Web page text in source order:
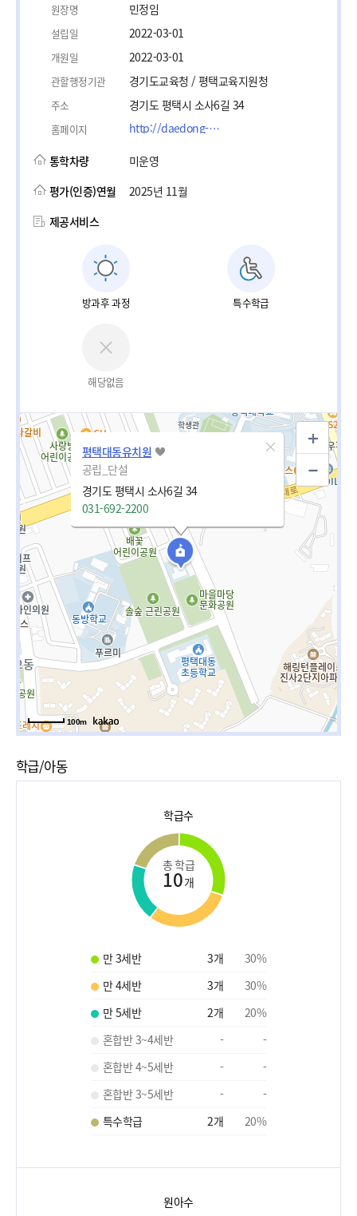
원장명 민정임
설립일 2022-03-01
개원일 2022-03-01
관할행정기관 경기도교육청 / 평택교육지원청
주소 경기도 평택시 소사6길 34
홈페이지 http://daedong-k.goept.kr
통학차량
미운영
평가(인증)연월
2025년 11월
제공서비스
방과후 과정 특수학급
해당없음
평택대동유치원
공립_단설
경기도 평택시 소사6길 34
031-692-2200
100m
학급/아동
학급수
총 학급
10개
만 3세반 3개 30%
만 4세반
3개 30%
만 5세반
2개 20%
혼합반 3~4세반
-
-
혼합반 4~5세반
-
-
혼합반 3~5세반
-
-
특수학급
2개 20%
원아수